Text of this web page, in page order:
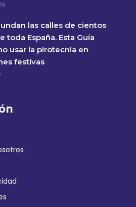
las calles de cientos
toda España. Esta Guía
usar la pirotecnia en
festivas